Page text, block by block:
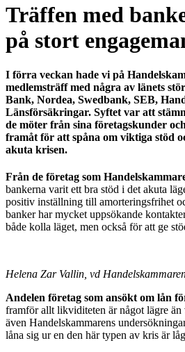
Träffen med
på stort
I förra veckan hade vi på
medlemsträff med några av länets
Bank, Nordea, Swedbank, SEB,
Länsförsäkringar. Syftet var att
de möter från sina företagskunder
framåt för att spåna om viktiga stöd
akuta krisen.
Från de företag som
bankerna varit ett bra stöd i det akuta
positiv inställning till amorteringsfrihet
banker har mycket uppsökande
både kolla läget, men också för att ge
Helena Zar Vallin, vd
Andelen företag som ansökt om lån
framför allt likviditeten är något lägre
även Handelskammarens
låna sig ur en den här typen av kris är